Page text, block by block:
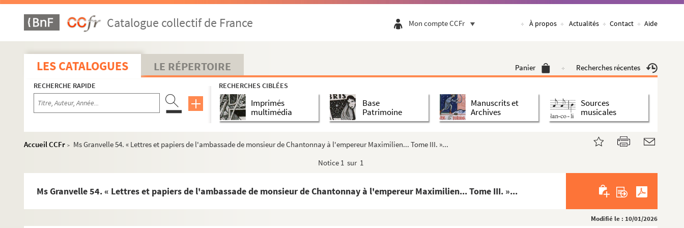
Catalogue collectif de France Mon compte CCFr À propos Actualités Contact Aide
LES CATALOGUES LE RÉPERTOIRE Panier Recherches récentes
RECHERCHE RAPIDE RECHERCHES CIBLÉES
Imprimés
multimédia
Base
Patrimoine
Manuscrits et
Archives
Sources
musicales
Accueil CCFr >
Ms Granvelle 54. « Lettres et papiers de l'ambassade de monsieur de Chantonnay à l'empereur Maximilien... Tome III. »...
Notice 1 sur 1
Ms Granvelle 54. « Lettres et papiers de l'ambassade de monsieur de Chantonnay à l'empereur Maximilien... Tome III. »...
Modifié le : 10/01/2026